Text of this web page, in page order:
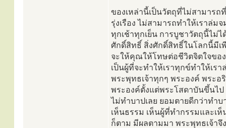
ของเหล่านี้เป็นวัตถุที่ไม่สามารถ
รุ่งเรือง ไม่สามารถทำให้เราล่ม
ทุกเช้าทุกเย็น การบูชาวัตถุนี้ไม่ไ
ศักดิ์สิทธิ์ สิ่งศักดิ์สิทธิ์ในโลกนี้มีเ
จะให้คุณให้โทษต่อชีวิตจิตใจของ
เป็นผู้ที่จะทำให้เราทุกข์ทำให้เร
พระพุทธเจ้าทุกๆ พระองค์ พระ
พระองค์ตั้งแต่พระโสดาบันขึ้นไ
ไม่ทำบาปเลย ยอมตายดีกว่าทำ
เห็นธรรม เห็นผู้ที่ทำกรรมและเ
ก็ตาม มีผลตามมา พระพุทธเจ้าจึ